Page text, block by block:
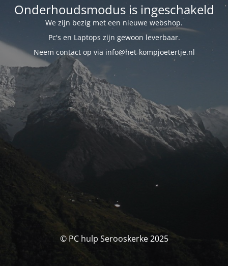
Onderhoudsmodus is ingeschakeld
We zijn bezig met een nieuwe webshop.
Pc's en Laptops zijn gewoon leverbaar.
Neem contact op via info@het-kompjoetertje.nl
© PC hulp Serooskerke 2025